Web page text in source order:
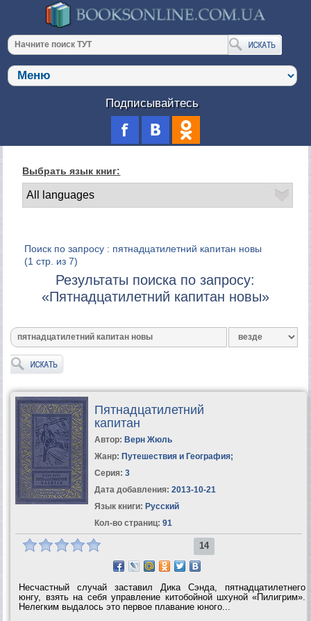
Подписывайтесь
Выбрать язык книг:
Поиск по запросу : пятнадцатилетний капитан новы
(1 стр. из 7)
Результаты поиска по запросу:
«Пятнадцатилетний капитан новы»
Пятнадцатилетний
капитан
Автор: Верн Жюль
Жанр: Путешествия и География;
Серия: 3
Дата добавления: 2013-10-21
Язык книги: Русский
Кол-во страниц: 91
14
Несчастный случай заставил Дика Сэнда, пятнадцатилетнего
юнгу, взять на себя управление китобойной шхуной «Пилигрим».
Нелегким выдалось это первое плавание юного...